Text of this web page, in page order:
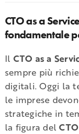
CTO as a
fondamentale
Il CTO as a
sempre più
digitali. Oggi la
le imprese
strategiche in
la figura delCTO